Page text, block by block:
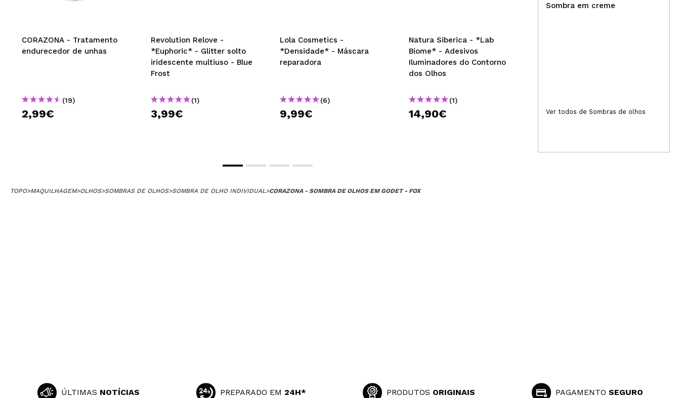
CORAZONA - Tratamento
endurecedor de unhas
(19)
2,99€
Revolution Relove -
*Euphoric* - Glitter solto
iridescente multiuso - Blue
Frost
(1)
3,99€
Lola Cosmetics -
*Densidade* - Máscara
reparadora
(6)
9,99€
Natura Siberica - *Lab
Biome* - Adesivos
Iluminadores do Contorno
dos Olhos
(1)
14,90€ 8,49€
Sombra em creme
Ver todos de Sombras de olhos
TOPO>MAQUILHAGEM>OLHOS>SOMBRAS DE OLHOS>SOMBRA DE OLHO INDIVIDUAL>CORAZONA - SOMBRA DE OLHOS EM GODET - FOX
ÚLTIMAS NOTÍCIAS PREPARADO EM 24H* PRODUTOS ORIGINAIS PAGAMENTOSEGURO